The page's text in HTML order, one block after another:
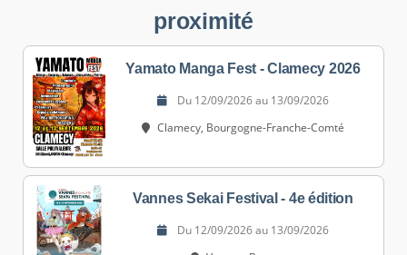
proximité
Yamato Manga Fest - Clamecy 2026
Du 12/09/2026 au 13/09/2026
Clamecy, Bourgogne-Franche-Comté
Vannes Sekai Festival - 4e édition
Du 12/09/2026 au 13/09/2026